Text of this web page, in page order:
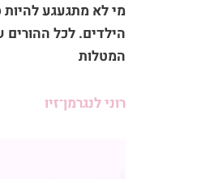
מי לא מתגעגע
הילדים. לכל
המטלות
רוני לנגרמן־זיו